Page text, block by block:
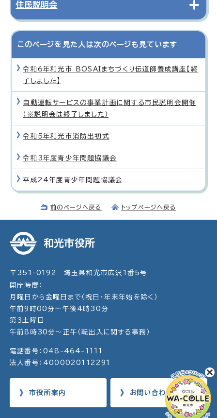
住民説明会
このページを見た人は次のページも見ています
令和6年和光市 BOSAIまちづくり伝道師養成講座【終
了しました】
自動運転サービスの事業計画に関する市民説明会開催
（※説明会は終了しました）
令和5年和光市消防出初式
令和3年度青少年問題協議会
平成24年度青少年問題協議会
前のページへ戻る トップページへ戻る
和光市役所
〒351-0192 埼玉県和光市広沢1番5号
開庁時間：
月曜日から金曜日まで（祝日・年末年始を除く）
午前9時00分～午後4時30分
第3土曜日
午前8時30分～正午（転出入に関する事務）
電話番号：048-464-1111
法人番号：4000020112291
市役所案内 お問い合わせ